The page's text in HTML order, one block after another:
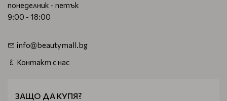
понеделник - петък
9:00 - 18:00
info@beautymall.bg
Контакт с нас
ЗАЩО ДА КУПЯ?